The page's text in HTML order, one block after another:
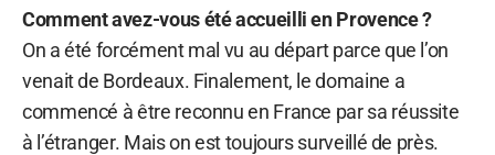
Comment avez-vous été accueilli en Provence ?
On a été forcément mal vu au départ parce que l’on
venait de Bordeaux. Finalement, le domaine a
commencé à être reconnu en France par sa réussite
à l’étranger. Mais on est toujours surveillé de près.